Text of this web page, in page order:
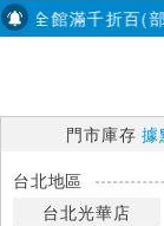
千折百(部分品項
門市庫存據
台北地區
台北光華店